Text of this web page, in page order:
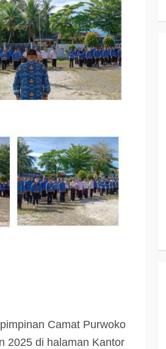
Camat Purwoko
2025 di halaman Kantor